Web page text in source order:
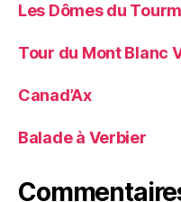
Les Dômes du
Tour du Mont Blanc
Canad’Ax
Balade à Verbier